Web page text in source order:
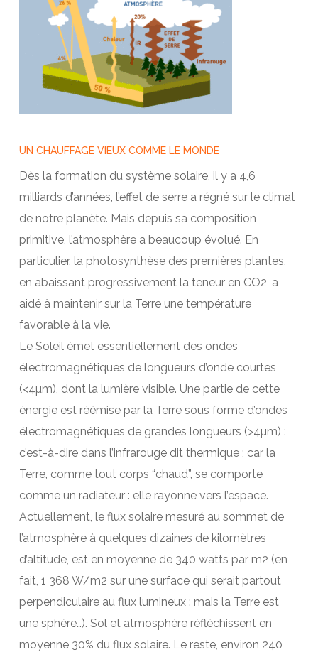
UN CHAUFFAGE VIEUX COMME LE MONDE
Dès la formation du système solaire, il y a 4,6
milliards d’années, l’effet de serre a régné sur le climat
de notre planète. Mais depuis sa composition
primitive, l’atmosphère a beaucoup évolué. En
particulier, la photosynthèse des premières plantes,
en abaissant progressivement la teneur en CO2, a
aidé à maintenir sur la Terre une température
favorable à la vie.
Le Soleil émet essentiellement des ondes
électromagnétiques de longueurs d’onde courtes
(<4µm), dont la lumière visible. Une partie de cette
énergie est réémise par la Terre sous forme d’ondes
électromagnétiques de grandes longueurs (>4µm) :
c’est-à-dire dans l’infrarouge dit thermique ; car la
Terre, comme tout corps “chaud”, se comporte
comme un radiateur : elle rayonne vers l’espace.
Actuellement, le flux solaire mesuré au sommet de
l’atmosphère à quelques dizaines de kilomètres
d’altitude, est en moyenne de 340 watts par m2 (en
fait, 1 368 W/m2 sur une surface qui serait partout
perpendiculaire au flux lumineux : mais la Terre est
une sphère…). Sol et atmosphère réfléchissent en
moyenne 30% du flux solaire. Le reste, environ 240